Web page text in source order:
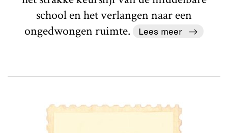
school en het verlangen naar een
ongedwongen ruimte.
Lees meer